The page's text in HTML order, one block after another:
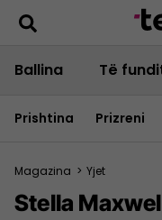
Ballina Të
Prishtina Prizreni
Magazina > Yjet
Stella